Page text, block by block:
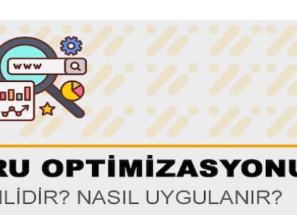
Girişimcilik
Mürsel Ferhat Sağlam
Rumeli Tv’de Marka
Atölyesi Programına
Oldu